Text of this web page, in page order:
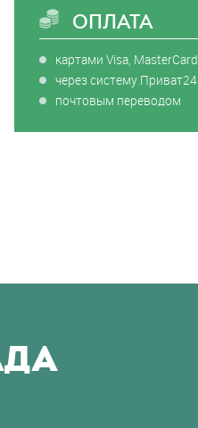
ОПЛАТА
картами Visa, MasterCard
через систему Приват24
почтовым переводом